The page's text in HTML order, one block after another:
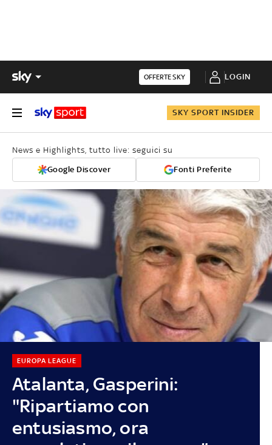
OFFERTE SKY LOGIN
SKY SPORT INSIDER
News e Highlights, tutto live: seguici su
Google Discover Fonti Preferite
Atalanta, Gasperini:
"Ripartiamo con
entusiasmo, ora
EUROPA LEAGUE